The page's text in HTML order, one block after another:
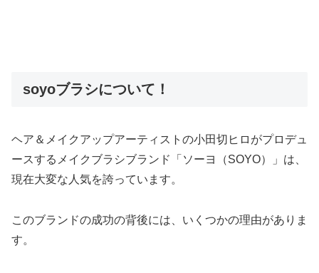
soyoブラシについて！
ヘア＆メイクアップアーティストの小田切ヒロがプロデュ
ースするメイクブラシブランド「ソーヨ（SOYO）」は、
現在大変な人気を誇っています。
このブランドの成功の背後には、いくつかの理由がありま
す。